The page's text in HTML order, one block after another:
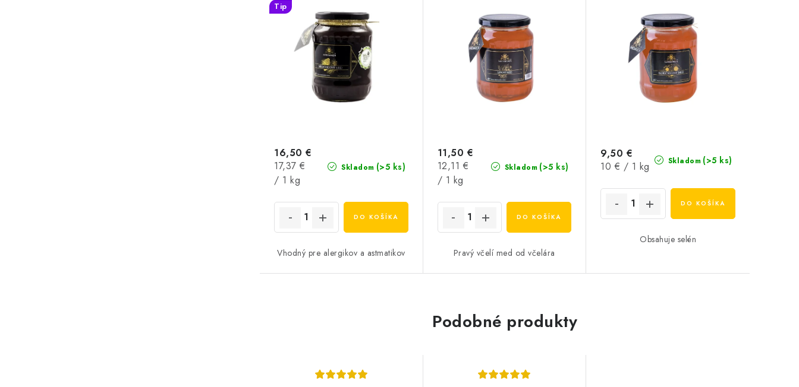
Tip
Skladom (>5 ks)
16,50 €
Jednotková
cena:
17,37 €
/ 1 kg
DO KOŠÍKA
Vhodný pre alergikov a astmatikov
Skladom (>5 ks)
11,50 €
Jednotková
cena:
12,11 €
/ 1 kg
DO KOŠÍKA
Pravý včelí med od včelára
Skladom (>5 ks)
9,50 €
Jednotková
10 € / 1 kg
DO KOŠÍKA
Obsahuje selén
Podobné produkty